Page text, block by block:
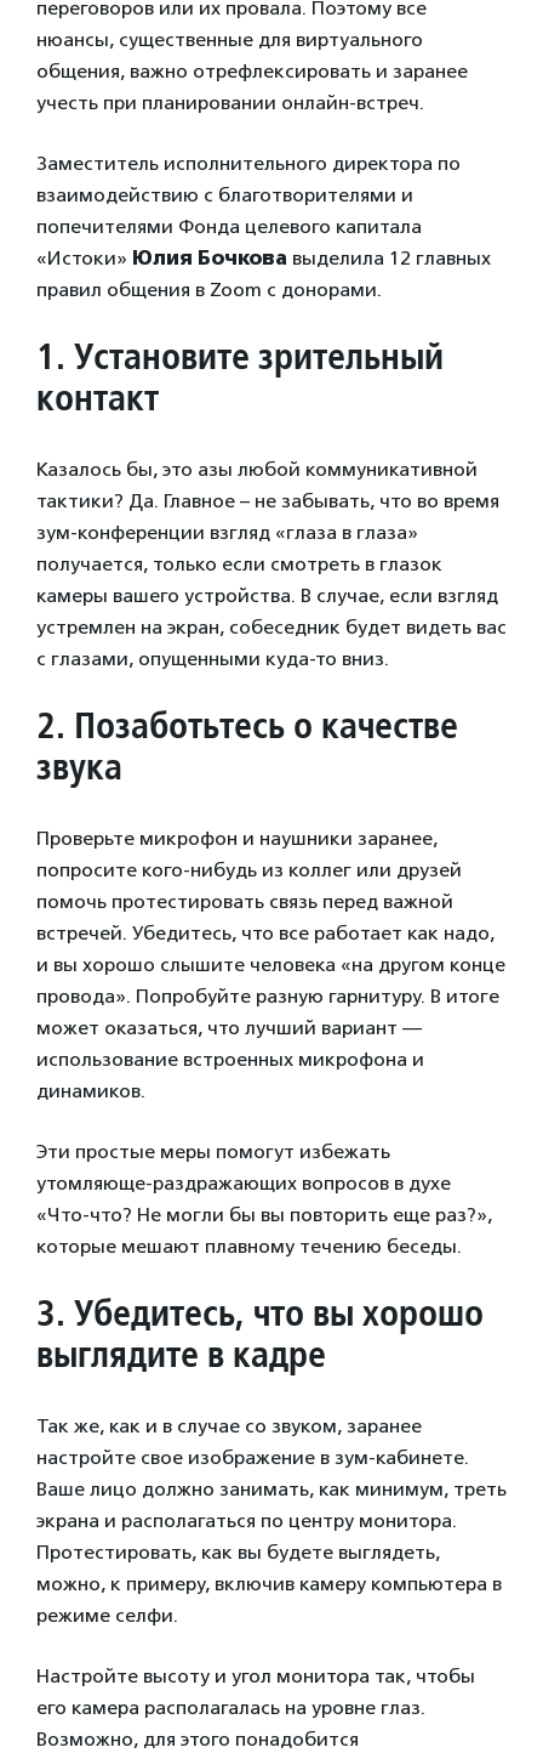
переговоров или их провала. Поэтому все
нюансы, существенные для виртуального
общения, важно отрефлексировать и заранее
учесть при планировании онлайн-встреч.
Заместитель исполнительного директора по
взаимодействию с благотворителями и
попечителями Фонда целевого капитала
«Истоки» Юлия Бочкова выделила 12 главных
правил общения в Zoom с донорами.
1. Установите зрительный
контакт
Казалось бы, это азы любой коммуникативной
тактики? Да. Главное – не забывать, что во время
зум-конференции взгляд «глаза в глаза»
получается, только если смотреть в глазок
камеры вашего устройства. В случае, если взгляд
устремлен на экран, собеседник будет видеть вас
с глазами, опущенными куда-то вниз.
2. Позаботьтесь о качестве
звука
Проверьте микрофон и наушники заранее,
попросите кого-нибудь из коллег или друзей
помочь протестировать связь перед важной
встречей. Убедитесь, что все работает как надо,
и вы хорошо слышите человека «на другом конце
провода». Попробуйте разную гарнитуру. В итоге
может оказаться, что лучший вариант —
использование встроенных микрофона и
динамиков.
Эти простые меры помогут избежать
утомляюще-раздражающих вопросов в духе
«Что-что? Не могли бы вы повторить еще раз?»,
которые мешают плавному течению беседы.
3. Убедитесь, что вы хорошо
выглядите в кадре
Так же, как и в случае со звуком, заранее
настройте свое изображение в зум-кабинете.
Ваше лицо должно занимать, как минимум, треть
экрана и располагаться по центру монитора.
Протестировать, как вы будете выглядеть,
можно, к примеру, включив камеру компьютера в
режиме селфи.
Настройте высоту и угол монитора так, чтобы
его камера располагалась на уровне глаз.
Возможно, для этого понадобится